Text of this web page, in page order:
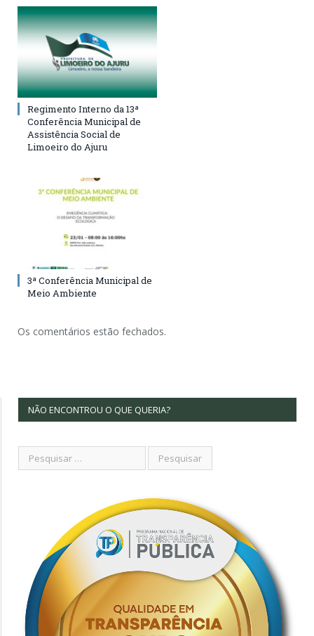
Regimento Interno da 13ª
Conferência Municipal de
Assistência Social de
Limoeiro do Ajuru
3ª Conferência Municipal de
Meio Ambiente
Os comentários estão fechados.
NÃO ENCONTROU O QUE QUERIA?